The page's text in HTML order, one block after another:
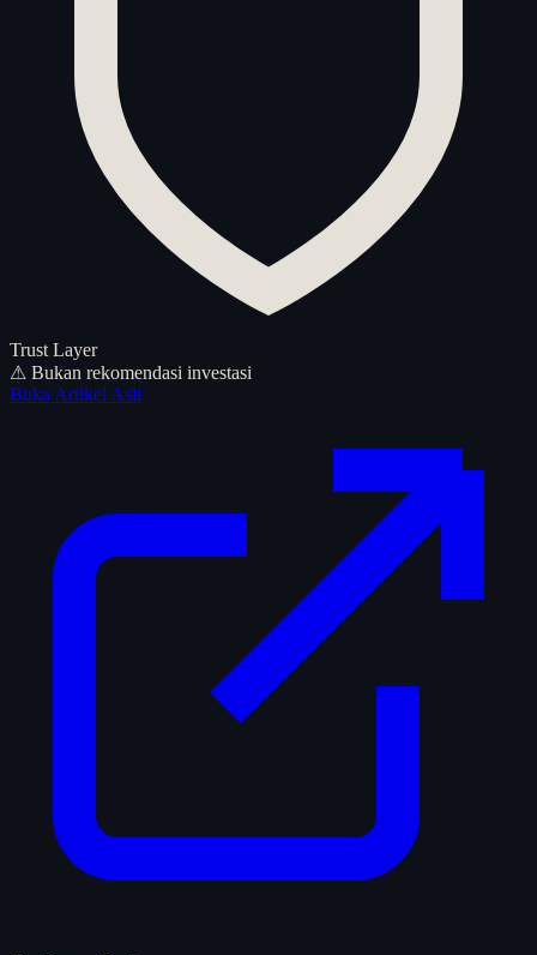
Trust Layer
⚠ Bukan rekomendasi investasi
Buka Artikel Asli